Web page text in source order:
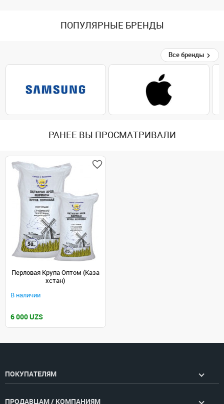
ПОПУЛЯРНЫЕ БРЕНДЫ
Все бренды
РАНЕЕ ВЫ ПРОСМАТРИВАЛИ
Перловая Крупа Оптом (Каза
хстан)
В наличии
6 000 UZS
ПОКУПАТЕЛЯМ
ПРОДАВЦАМ / КОМПАНИЯМ